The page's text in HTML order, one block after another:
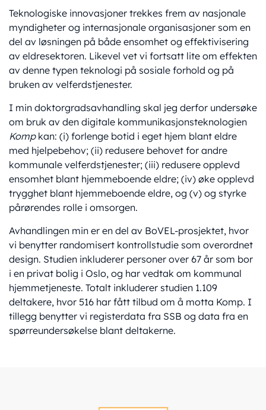
Teknologiske innovasjoner trekkes frem av nasjonale
myndigheter og internasjonale organisasjoner som en
del av løsningen på både ensomhet og effektivisering
av eldresektoren. Likevel vet vi fortsatt lite om effekten
av denne typen teknologi på sosiale forhold og på
bruken av velferdstjenester.
I min doktorgradsavhandling skal jeg derfor undersøke
om bruk av den digitale kommunikasjonsteknologien
Kompkan: (i) forlenge botid i eget hjem blant eldre
med hjelpebehov; (ii) redusere behovet for andre
kommunale velferdstjenester; (iii) redusere opplevd
ensomhet blant hjemmeboende eldre; (iv) øke opplevd
trygghet blant hjemmeboende eldre, og (v) og styrke
pårørendes rolle i omsorgen.
Avhandlingen min er en del av BoVEL-prosjektet, hvor
vi benytter randomisert kontrollstudie som overordnet
design. Studien inkluderer personer over 67 år som bor
i en privat bolig i Oslo, og har vedtak om kommunal
hjemmetjeneste. Totalt inkluderer studien 1.109
deltakere, hvor 516 har fått tilbud om å motta Komp. I
tillegg benytter vi registerdata fra SSB og data fra en
spørreundersøkelse blant deltakerne.